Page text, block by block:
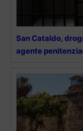
San Cataldo,
agente